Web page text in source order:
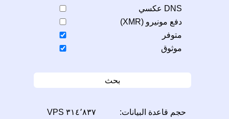
DNS عكسي
دفع مونيرو (XMR)
متوفر
موثوق
بحث
حجم قاعدة البيانات:
٣١٤٬٨٣٧ VPS